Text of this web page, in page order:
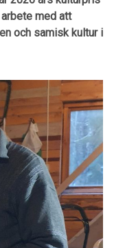
med att
och samisk kultur i